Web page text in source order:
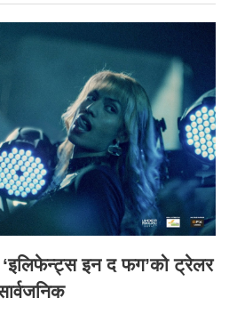
‘इलिफेन्ट्स इन द फग’को ट्रेलर